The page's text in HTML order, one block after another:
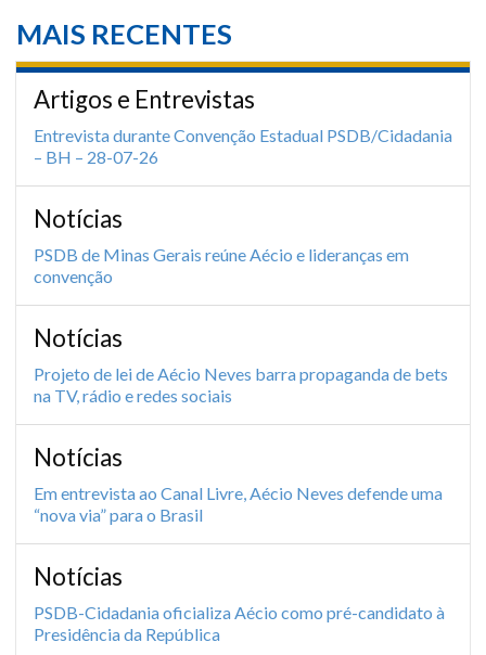
MAIS RECENTES
Artigos e Entrevistas
Entrevista durante Convenção Estadual PSDB/Cidadania
– BH – 28-07-26
Notícias
PSDB de Minas Gerais reúne Aécio e lideranças em
convenção
Notícias
Projeto de lei de Aécio Neves barra propaganda de bets
na TV, rádio e redes sociais
Notícias
Em entrevista ao Canal Livre, Aécio Neves defende uma
“nova via” para o Brasil
Notícias
PSDB-Cidadania oficializa Aécio como pré-candidato à
Presidência da República